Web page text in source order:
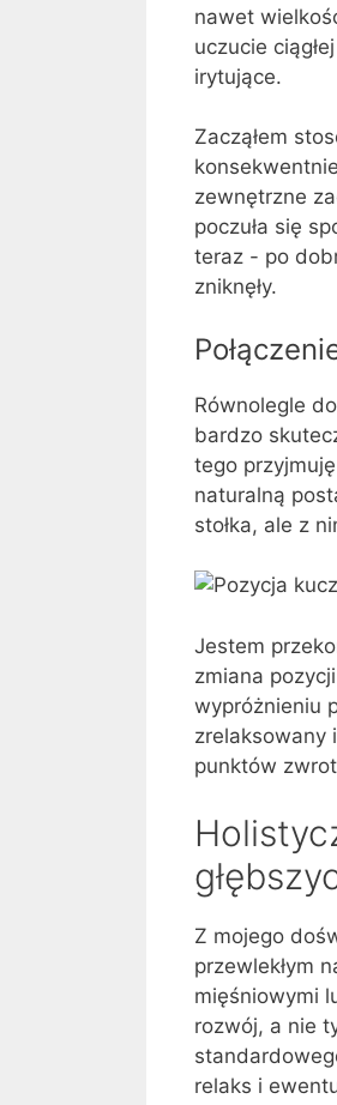
nawet
uczucie
irytujące.
Zacząłem
zewnętrzne
poczuła się
teraz - po
zniknęły.
Równolegle
bardzo
tego
naturalną
stołka, ale z
Jestem
zmiana
wypróżnieniu
zrelaksowany
punktów
Z mojego
przewlekłym
mięśniowymi
rozwój, a nie
relaks i